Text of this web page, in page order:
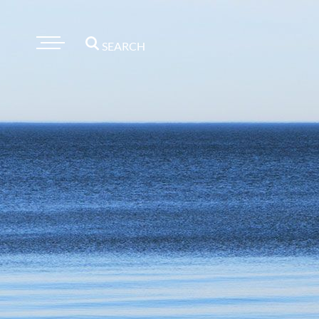
SEARCH